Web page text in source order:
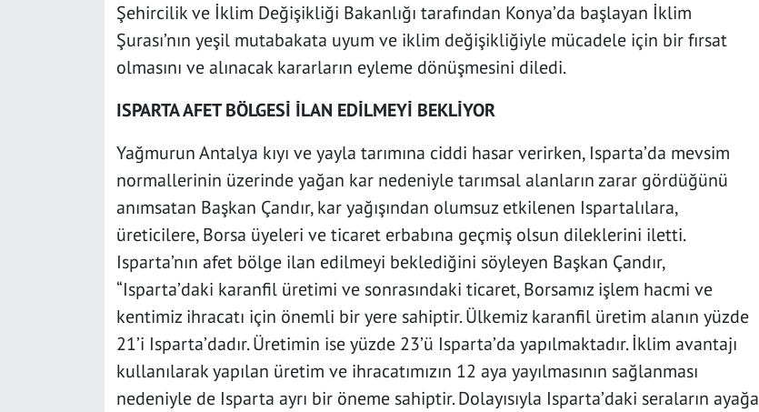
Şehircilik ve İklim Değişikliği Bakanlığı tarafından Konya’da başlayan İklim
Şurası’nın yeşil mutabakata uyum ve iklim değişikliğiyle mücadele için bir fırsat
olmasını ve alınacak kararların eyleme dönüşmesini diledi.
ISPARTA AFET BÖLGESİ İLAN EDİLMEYİ BEKLİYOR
Yağmurun Antalya kıyı ve yayla tarımına ciddi hasar verirken, Isparta’da mevsim
normallerinin üzerinde yağan kar nedeniyle tarımsal alanların zarar gördüğünü
anımsatan Başkan Çandır, kar yağışından olumsuz etkilenen Ispartalılara,
üreticilere, Borsa üyeleri ve ticaret erbabına geçmiş olsun dileklerini iletti.
Isparta’nın afet bölge ilan edilmeyi beklediğini söyleyen Başkan Çandır,
“Isparta’daki karanfil üretimi ve sonrasındaki ticaret, Borsamız işlem hacmi ve
kentimiz ihracatı için önemli bir yere sahiptir. Ülkemiz karanfil üretim alanın yüzde
21’i Isparta’dadır. Üretimin ise yüzde 23’ü Isparta’da yapılmaktadır. İklim avantajı
kullanılarak yapılan üretim ve ihracatımızın 12 aya yayılmasının sağlanması
nedeniyle de Isparta ayrı bir öneme sahiptir. Dolayısıyla Isparta’daki seraların ayağa